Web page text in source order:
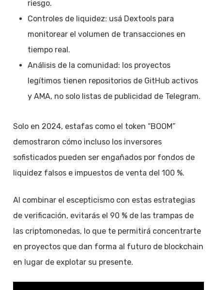
riesgo.
Controles de liquidez: usá Dextools para
monitorear el volumen de transacciones en
tiempo real.
Análisis de la comunidad: los proyectos
legítimos tienen repositorios de GitHub activos
y AMA, no solo listas de publicidad de Telegram.
Solo en 2024, estafas como el token “BOOM”
demostraron cómo incluso los inversores
sofisticados pueden ser engañados por fondos de
liquidez falsos e impuestos de venta del 100 %.
Al combinar el escepticismo con estas estrategias
de verificación, evitarás el 90 % de las trampas de
las criptomonedas, lo que te permitirá concentrarte
en proyectos que dan forma al futuro de blockchain
en lugar de explotar su presente.